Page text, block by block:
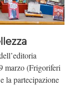
marzo (Frigoriferi
la partecipazione